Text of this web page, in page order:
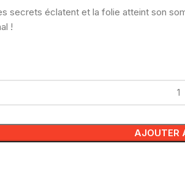
secrets éclatent et la folie atteint son
!
AJOUTER